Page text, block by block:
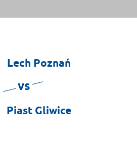
Lech Poznań
vs
Piast Gliwice